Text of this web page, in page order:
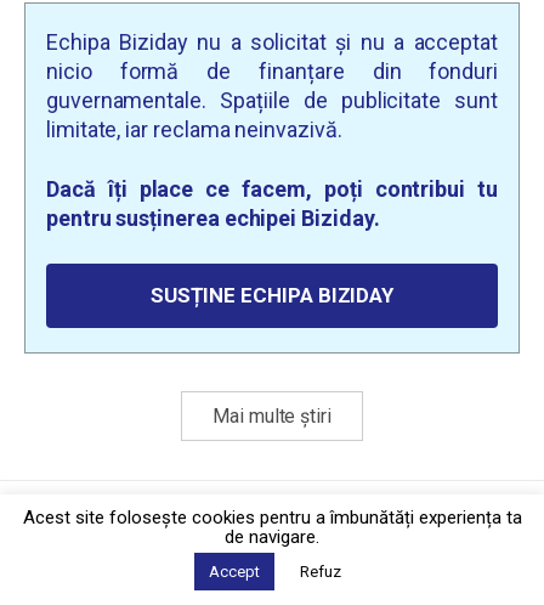
Echipa Biziday nu a solicitat și nu a acceptat
nicio formă de finanțare din fonduri
guvernamentale. Spațiile de publicitate sunt
limitate, iar reclama neinvazivă.
Dacă îți place ce facem, poți contribui tu
pentru susținerea echipei Biziday.
SUSȚINE ECHIPA BIZIDAY
Mai multe știri
Politica de confidențialitate·Contact
2026 © Biziday
Acest site foloseşte cookies pentru a îmbunătăți experiența ta
de navigare.
Accept Refuz